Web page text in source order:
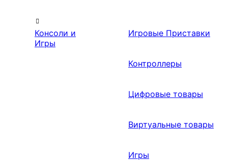
Консоли и
Игры
Игровые Приставки
Контроллеры
Цифровые товары
Виртуальные товары
Игры